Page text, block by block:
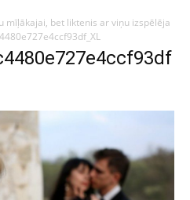
mīļākajai, bet liktenis ar viņu izspēlēja